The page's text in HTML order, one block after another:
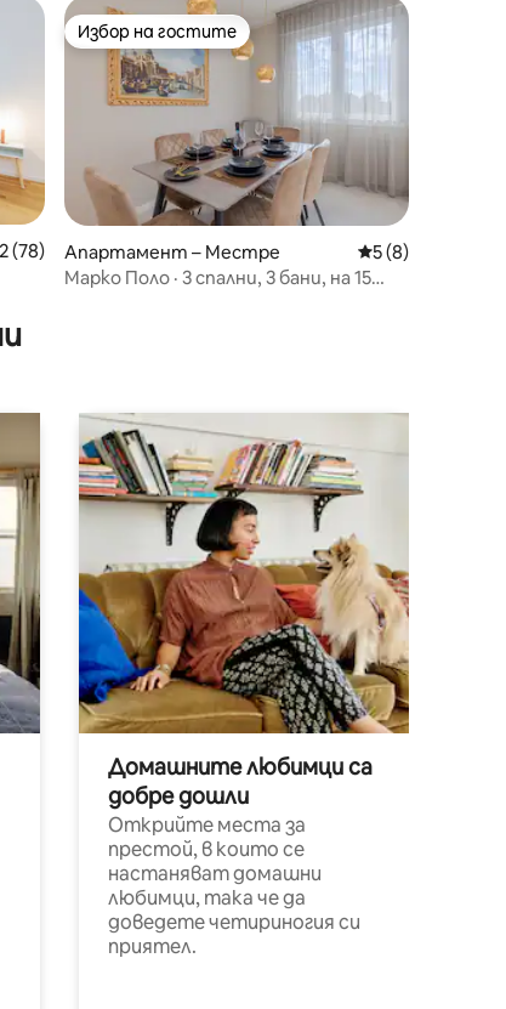
оценка: 4,92 от 5, 78 отзива
(78)
Избор на гостите
Избор на гостите
Апартамент – Местре Средна оценка:
5 (8)
Марко Поло · 3 спални, 3 бани, на 15
Домашните любимци са
добре дошли
Открийте места за
престой, в които се
настаняват домашни
любимци, така че да
доведете четириногия си
приятел.